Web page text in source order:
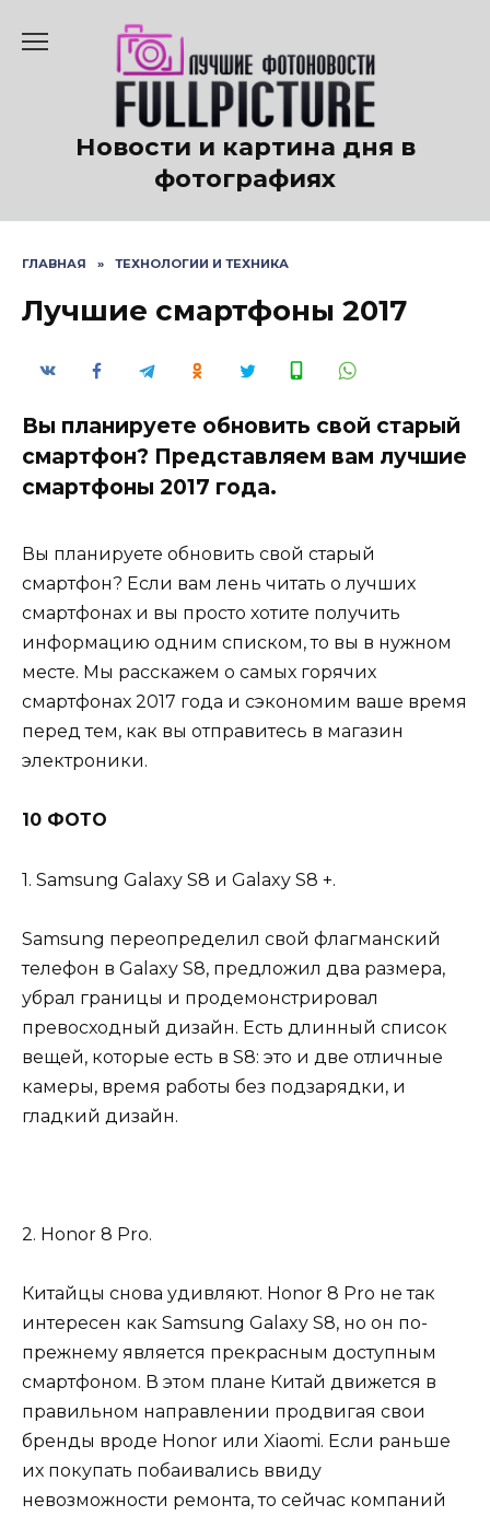
содержанию
Новости и картина дня в
фотографиях
ГЛАВНАЯ » ТЕХНОЛОГИИ И ТЕХНИКА
Лучшие смартфоны 2017
Вы планируете обновить свой старый
смартфон? Представляем вам лучшие
смартфоны 2017 года.
Вы планируете обновить свой старый
смартфон? Если вам лень читать о лучших
смартфонах и вы просто хотите получить
информацию одним списком, то вы в нужном
месте. Мы расскажем о самых горячих
смартфонах 2017 года и сэкономим ваше время
перед тем, как вы отправитесь в магазин
электроники.
10 ФОТО
1. Samsung Galaxy S8 и Galaxy S8 +.
Samsung переопределил свой флагманский
телефон в Galaxy S8, предложил два размера,
убрал границы и продемонстрировал
превосходный дизайн. Есть длинный список
вещей, которые есть в S8: это и две отличные
камеры, время работы без подзарядки, и
гладкий дизайн.
2. Honor 8 Pro.
Китайцы снова удивляют. Honor 8 Pro не так
интересен как Samsung Galaxy S8, но он по-
прежнему является прекрасным доступным
смартфоном. В этом плане Китай движется в
правильном направлении продвигая свои
бренды вроде Honor или Xiaomi. Если раньше
их покупать побаивались ввиду
невозможности ремонта, то сейчас компаний